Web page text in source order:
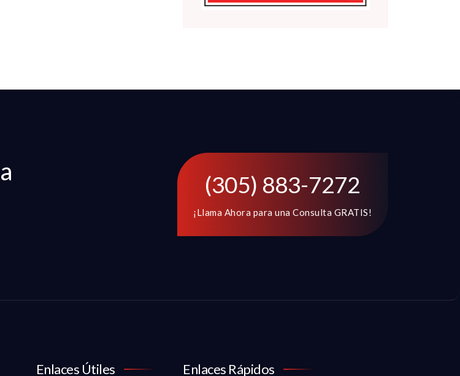
(305) 883-7272
¡Llama Ahora para una Consulta GRATIS!
Enlaces Útiles Enlaces Rápidos